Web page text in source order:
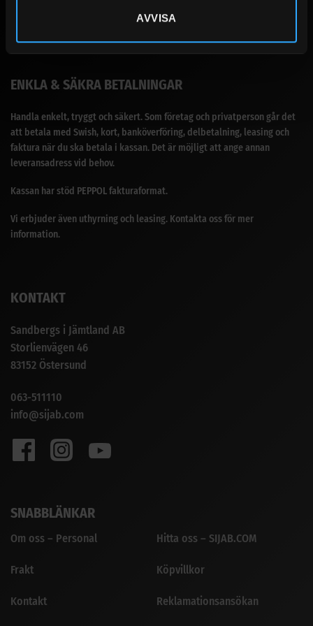
AVVISA
bensin, eldningsolja, adblue, smörjmedel, bränsletankar, gas, gasol,
ENKLA & SÄKRA BETALNINGAR
Handla enkelt, tryggt och säkert. Som företag och privatperson går det
att betala med Swish, kort, banköverföring, delbetalning, leasing och
faktura när du ska betala i kassan. Det är möjligt att ange annan
leveransadress vid behov.
Kassan har stöd PEPPOL fakturaformat.
Vi erbjuder även uthyrning och leasing. Kontakta oss för mer
information.
KONTAKT
Sandbergs i Jämtland AB
Storlienvägen 46
83152 Östersund
063-511110
info@sijab.com
SNABBLÄNKAR
Om oss – Personal
Frakt
Kontakt
Hitta oss – SIJAB.COM
Köpvillkor
Reklamationsansökan